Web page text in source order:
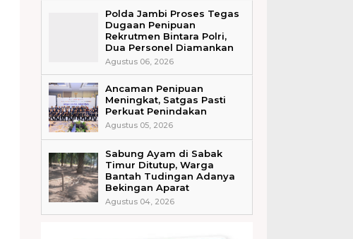
Polda Jambi Proses Tegas
Dugaan Penipuan
Rekrutmen Bintara Polri,
Dua Personel Diamankan
Agustus 06, 2026
Ancaman Penipuan
Meningkat, Satgas Pasti
Perkuat Penindakan
Agustus 05, 2026
Sabung Ayam di Sabak
Timur Ditutup, Warga
Bantah Tudingan Adanya
Bekingan Aparat
Agustus 04, 2026